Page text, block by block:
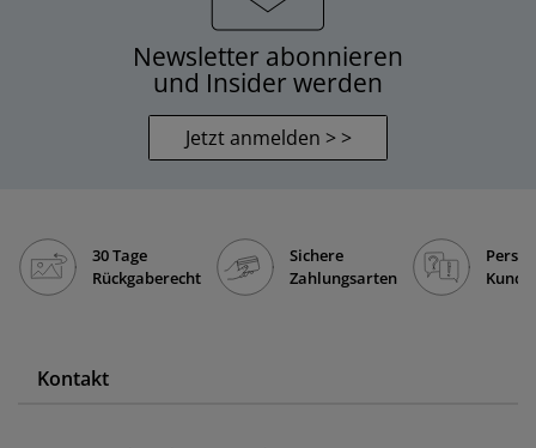
Newsletter abonnieren
und Insider werden
Jetzt anmelden > >
30 Tage
Rückgaberecht
Sichere
Zahlungsarten
Kontakt